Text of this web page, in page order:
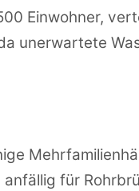
Einwohner,
unerwartete
für